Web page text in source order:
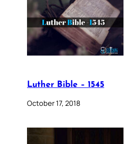
Luther Bible – 1545
October 17, 2018